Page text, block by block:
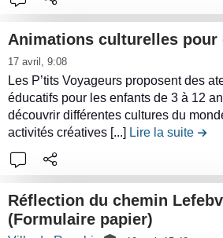
r
s
s
o
l
e
t
t
e
r
d
e
l
a
a
r
i
i
-
c
r
o
t
t
e
d
e
m
n
e
n
c
(
o
g
r
b
u
t
i
o
n
V
g
é
t
l
a
c
o
n
t
r
i
u
t
c
o
n
t
e
n
u
d
e
a
c
Animations culturelles
L
i
r
e
l
e
c
o
n
t
17 avril, 9:08
Les P’tits Voyageurs proposent des
éducatifs pour les enfants de 3 à 12
découvrir différentes cultures du
activités créatives [...]
Lire la suite de
Réflection du chemin Lefebvre
(Formulaire papier)